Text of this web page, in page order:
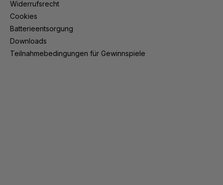
Widerrufsrecht
Cookies
Batterieentsorgung
Downloads
Teilnahmebedingungen für Gewinnspiele